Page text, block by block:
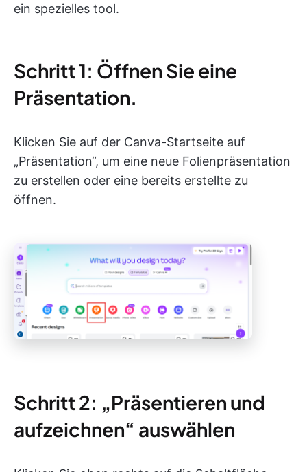
ein spezielles tool.
Schritt 1: Öffnen Sie eine
Präsentation.
Klicken Sie auf der Canva-Startseite auf
„Präsentation“, um eine neue Folienpräsentation
zu erstellen oder eine bereits erstellte zu
öffnen.
Schritt 2: „Präsentieren und
aufzeichnen“ auswählen